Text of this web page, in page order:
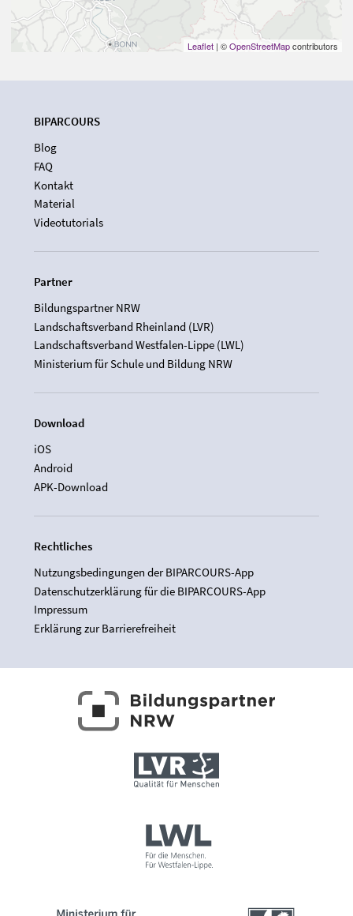
Leaflet | ©OpenStreetMapcontributors
BIPARCOURS
Blog
FAQ
Kontakt
Material
Videotutorials
Partner
Bildungspartner NRW
Landschaftsverband Rheinland (LVR)
Landschaftsverband Westfalen-Lippe (LWL)
Ministerium für Schule und Bildung NRW
Download
iOS
Android
APK-Download
Rechtliches
Nutzungsbedingungen der BIPARCOURS-App
Datenschutzerklärung für die BIPARCOURS-App
Impressum
Erklärung zur Barrierefreiheit